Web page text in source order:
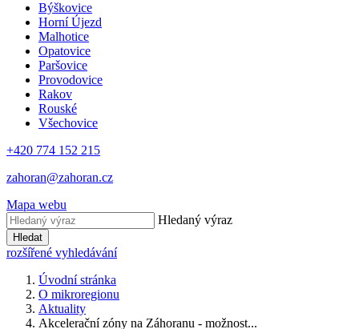
Býškovice
Horní Újezd
Malhotice
Opatovice
Paršovice
Provodovice
Rakov
Rouské
Všechovice
+420 774 152 215
zahoran@zahoran.cz
Mapa webu
Hledaný výraz
Hledat
rozšířené vyhledávání
Úvodní stránka
O mikroregionu
Aktuality
Akcelerační zóny na Záhoranu - možnost...